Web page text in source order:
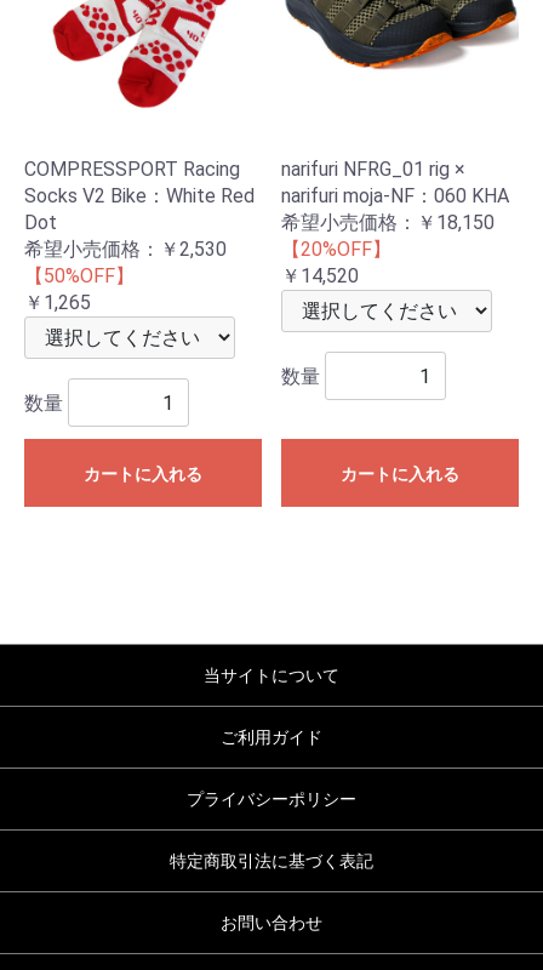
COMPRESSPORT Racing
Socks V2 Bike：White Red
Dot
希望小売価格： ￥2,530
【50%OFF】
￥1,265
数量
カートに入れる
narifuri NFRG_01 rig ×
narifuri moja-NF：060 KHA
希望小売価格： ￥18,150
【20%OFF】
￥14,520
数量
カートに入れる
当サイトについて
ご利用ガイド
プライバシーポリシー
特定商取引法に基づく表記
お問い合わせ